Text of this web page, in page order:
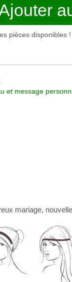
pièces disponibles !
et message
mariage,